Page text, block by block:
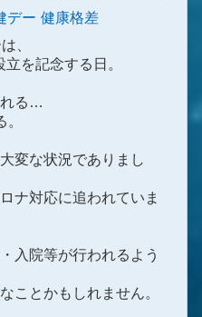
デー 健康格差
、
を記念する日。
れる…
変な状況でありまし
ナ対応に追われていま
入院等が行われるよう
ことかもしれません。